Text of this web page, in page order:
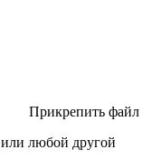
Прикрепить файл
или любой другой